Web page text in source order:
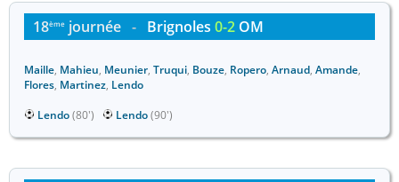
18ème journée - Brignoles 0-2 OM
Maille, Mahieu, Meunier, Truqui, Bouze, Ropero, Arnaud, Amande,
Flores, Martinez, Lendo
Lendo(80') Lendo(90')